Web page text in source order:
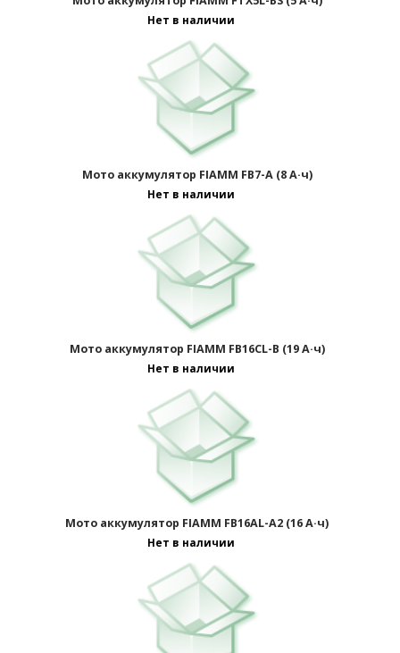
Нет в наличии
Мото аккумулятор FIAMM FB7-A (8 А·ч)
Нет в наличии
Мото аккумулятор FIAMM FB16CL-B (19 А·ч)
Нет в наличии
Мото аккумулятор FIAMM FB16AL-A2 (16 А·ч)
Нет в наличии